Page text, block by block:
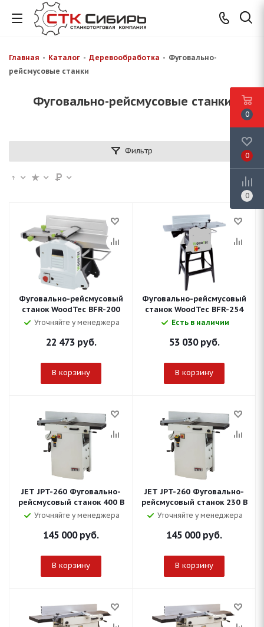
Главная - Каталог - Деревообработка - Фуговально-
рейсмусовые станки
Фуговально-рейсмусовые станки
Фильтр
Фуговально-рейсмусовый
станок WoodTec BFR-200
Уточняйте у менеджера
22 473руб.
В корзину
Фуговально-рейсмусовый
станок WoodTec BFR-254
Есть в наличии
53 030руб.
В корзину
JET JPT-260 Фуговально-
рейсмусовый станок 400 В
Уточняйте у менеджера
145 000руб.
В корзину
JET JPT-260 Фуговально-
рейсмусовый станок 230 В
Уточняйте у менеджера
145 000руб.
В корзину
0
0
0